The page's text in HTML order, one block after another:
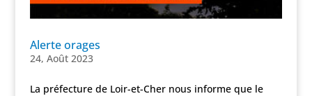
Alerte orages
24, Août 2023
La préfecture de Loir-et-Cher nous informe que le